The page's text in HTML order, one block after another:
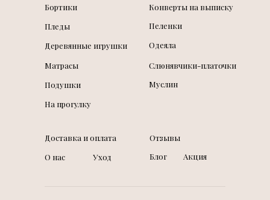
Бортики
Матрасы
Пледы
Подушки
Конверты на выписку
Слюнявчики-платочки
Пеленки
Муслин
Одеяла
Акция
Деревянные игрушки
На прогулку
Доставка и оплата
О нас
Отзывы
Блог
Уход